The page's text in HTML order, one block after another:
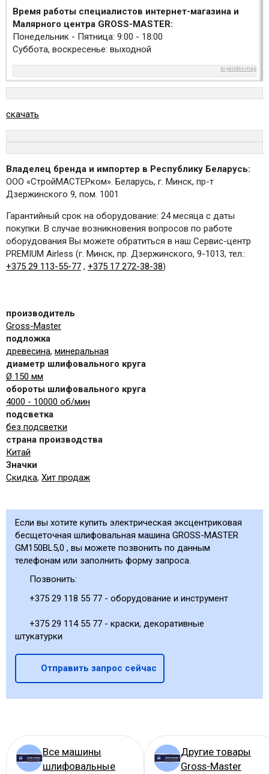
Время работы специалистов интернет-магазина и
Малярного центра GROSS-MASTER:
Понедельник - Пятница: 9:00 - 18:00
Суббота, воскресенье: выходной
to yandex map
скачать
Владелец бренда и импортер в Республику Беларусь:
ООО «СтройМАСТЕРком». Беларусь, г. Минск, пр-т
Дзержинского 9, пом. 1001
Гарантийный срок на оборудование: 24 месяца с даты
покупки. В случае возникновения вопросов по работе
оборудования Вы можете обратиться в наш Сервис-центр
PREMIUM Airless (г. Минск, пр. Дзержинского, 9-1013, тел.:
+375 29 113-55-77 , +375 17 272-38-38)
производитель
Gross-Master
подложка
древесина, минеральная
диаметр шлифовального круга
Ø 150 мм
обороты шлифовального круга
4000 - 10000 об/мин
подсветка
без подсветки
страна производства
Китай
Значки
Скидка, Хит продаж
Если вы хотите купить электрическая эксцентриковая
бесщеточная шлифовальная машина GROSS-MASTER
GM150BL5,0 , вы можете позвонить по данным
телефонам или заполнить форму запроса.
Позвонить:
+375 29 118 55 77 - оборудование и инструмент
+375 29 114 55 77 - краски, декоративные
штукатурки
Отправить запрос сейчас
Все машины
шлифовальные
Другие товары
Gross-Master